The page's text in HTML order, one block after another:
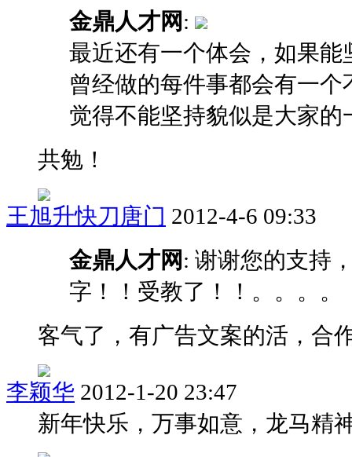
金鼎人才网 :
最近还有一个体会，如果能
曾经做的每件事都会有一个
觉得不能坚持貌似是大家的
共勉！
王旭升快刀唐门 2012-4-6 09:33
金鼎人才网 : 谢谢您的支持
字！！受教了！！。。。。
客气了，有广告文案的活，合
李颖华 2012-1-20 23:47
新年快乐，万事如意，龙马精